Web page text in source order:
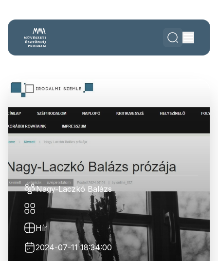
Nagy-Laczkó Balázs
Hír
2024-07-11 18:34:00